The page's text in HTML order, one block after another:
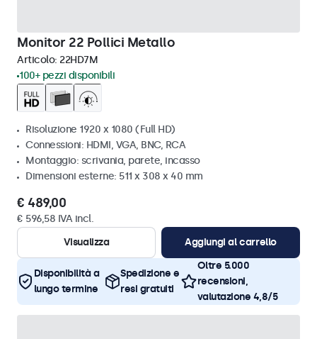
Monitor 22 Pollici Metallo
Articolo: 22HD7M
100+ pezzi disponibili
Risoluzione 1920 x 1080 (Full HD)
Connessioni: HDMI, VGA, BNC, RCA
Montaggio: scrivania, parete, incasso
Dimensioni esterne: 511 x 308 x 40 mm
€ 489,00
€ 596,58 IVA incl.
Visualizza
Aggiungi al carrello
Disponibilità a
lungo termine
Spedizione e
resi gratuiti
Oltre 5.000
recensioni,
valutazione 4,8/5